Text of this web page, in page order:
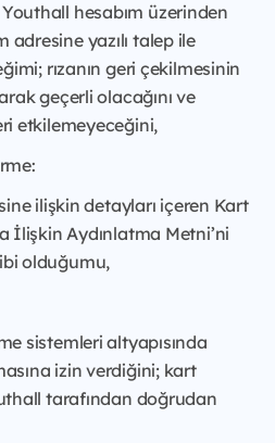
hesabım üzerinden
yazılı talep ile
rızanın geri çekilmesinin
geçerli olacağını ve
etkilemeyeceğini,
ilişkin detayları içeren Kart
İlişkin Aydınlatma Metni’ni
olduğumu,
sistemleri altyapısında
izin verdiğini; kart
tarafından doğrudan